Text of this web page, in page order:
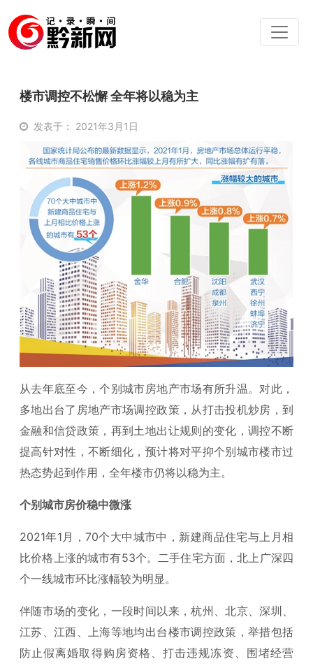
楼市调控不松懈 全年将以稳为主
发表于： 2021年3月1日
从去年底至今，个别城市房地产市场有所升温。对此，
多地出台了房地产市场调控政策，从打击投机炒房，到
金融和信贷政策，再到土地出让规则的变化，调控不断
提高针对性，不断细化，预计将对平抑个别城市楼市过
热态势起到作用，全年楼市仍将以稳为主。
个别城市房价稳中微涨
2021年1月，70个大中城市中，新建商品住宅与上月相
比价格上涨的城市有53个。二手住宅方面，北上广深四
个一线城市环比涨幅较为明显。
伴随市场的变化，一段时间以来，杭州、北京、深圳、
江苏、江西、上海等地均出台楼市调控政策，举措包括
防止假离婚取得购房资格、打击违规冻资、围堵经营